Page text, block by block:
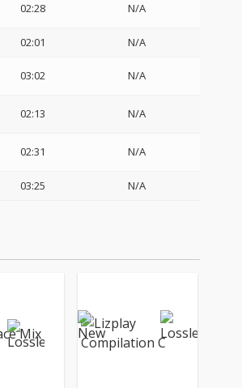
02:28 N/A
02:01 N/A
03:02 N/A
02:13 N/A
02:31 N/A
03:25 N/A